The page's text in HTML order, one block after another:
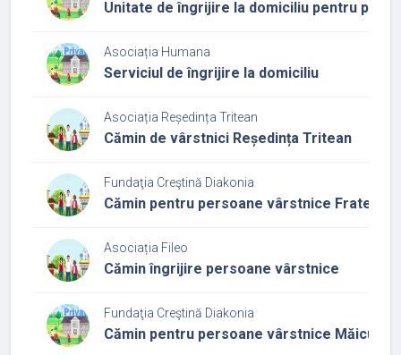
Unitate de îngrijire la domiciliu pentru
Asociația Humana
Serviciul de îngrijire la domiciliu
Asociația Reședința Tritean
Cămin de vârstnici Reședința Tritean
Fundaţia Creştină Diakonia
Cămin pentru persoane vârstnice Fratele
Asociația Fileo
Cămin îngrijire persoane vârstnice
Fundaţia Creştină Diakonia
Cămin pentru persoane vârstnice Măicuța